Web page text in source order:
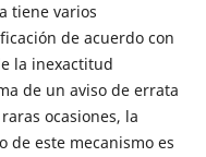
tiene varios
de acuerdo con
la inexactitud
de un aviso de errata
ocasiones, la
de este mecanismo es